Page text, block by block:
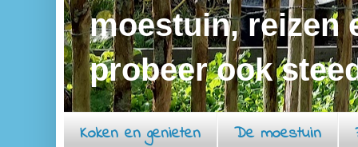
moestuin, reizen
probeer ook
Koken en genieten De moestuin